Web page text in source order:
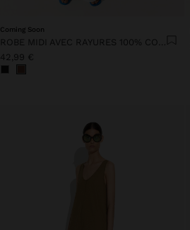
Coming Soon
ROBE MIDI AVEC RAYURES 100% COTON
42,99 €